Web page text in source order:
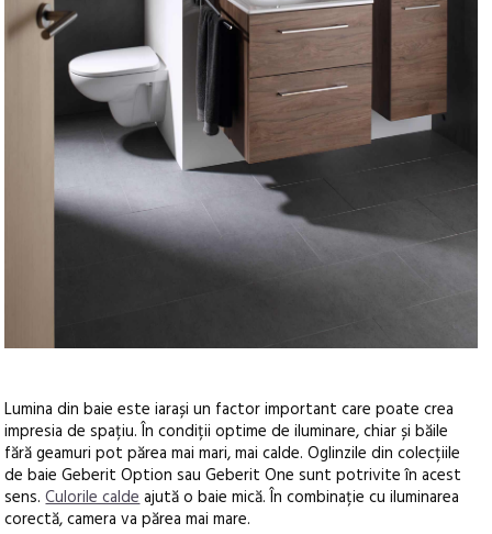
Lumina din baie este iarași un factor important care poate crea
impresia de spațiu. În condiții optime de iluminare, chiar și băile
fără geamuri pot părea mai mari, mai calde. Oglinzile din colecțiile
de baie Geberit Option sau Geberit One sunt potrivite în acest
sens.Culorile caldeajută o baie mică. În combinație cu iluminarea
corectă, camera va părea mai mare.